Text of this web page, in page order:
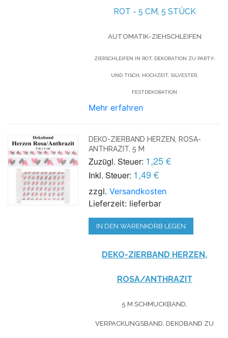
ROT - 5 CM, 5 STÜCK
AUTOMATIK-ZIEHSCHLEIFEN
ZIERSCHLEIFEN IN ROT, DEKORATION ZU PARTY-
UND TISCH, HOCHZEIT, SILVESTER,
FESTDEKORATION
Mehr erfahren
DEKO-ZIERBAND HERZEN, ROSA-
ANTHRAZIT, 5 M
Zuzügl. Steuer: 1,25 €
Inkl. Steuer: 1,49 €
zzgl.Versandkosten
Lieferzeit: lieferbar
IN DEN WARENKORB LEGEN
DEKO-ZIERBAND HERZEN,
ROSA/ANTHRAZIT
5 M SCHMUCKBAND,
VERPACKUNGSBAND, DEKOBAND ZU